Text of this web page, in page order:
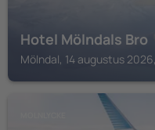
Hotel Mölndals Bro
Mölndal, 14 augustus